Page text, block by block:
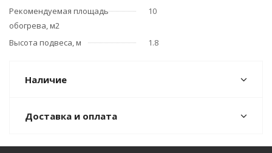
Рекомендуемая площадь
обогрева, м2
10
Высота подвеса, м 1.8
Наличие
Доставка и оплата